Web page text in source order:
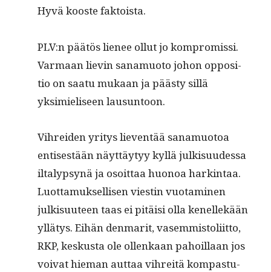
Hyvä kooste faktoista.
PLV:n päätös lie­nee ollut jo kom­pro­mis­si.
Var­maan lievin sana­muo­to johon oppo­si­
tio on saatu mukaan ja päästy sil­lä
yksimieliseen lausuntoon.
Vihrei­den yri­tys lieven­tää sana­muo­toa
entis­es­tään näyt­täy­tyy kyl­lä julk­isu­udessa
iltalyp­synä ja osoit­taa huonoa hark­in­taa.
Luot­ta­muk­sel­lisen viestin vuo­t­a­mi­nen
julk­isu­u­teen taas ei pitäisi olla kenellekään
yllä­tys. Eihän den­mar­it, vasem­mis­toli­it­to,
RKP, keskus­ta ole ollenkaan pahoil­laan jos
voivat hie­man aut­taa vihre­itä kom­pas­tu­